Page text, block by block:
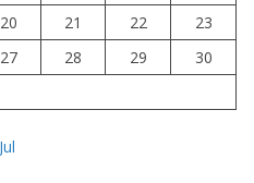
20 21 22
23
27 28 29
30